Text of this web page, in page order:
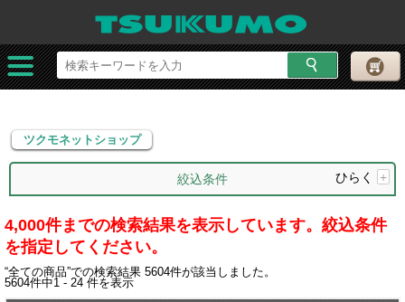
ツクモネットショップ
ツクモネットショップ
絞込条件 ひらく +
4,000件までの検索結果を表示しています。絞込条件
を指定してください。
“全ての商品”での検索結果 5604件が該当しました。
5604件中1 - 24 件を表示